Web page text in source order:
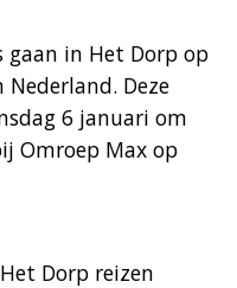
gaan in Het Dorp op
Deze
6 januari om
Omroep Max op
Dorp reizen